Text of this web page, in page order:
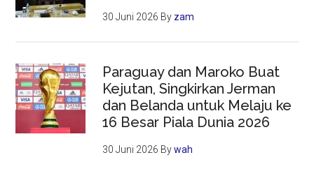
30 Juni 2026 By zam
Paraguay dan Maroko Buat
Kejutan, Singkirkan Jerman
dan Belanda untuk Melaju ke
16 Besar Piala Dunia 2026
30 Juni 2026 Bywah